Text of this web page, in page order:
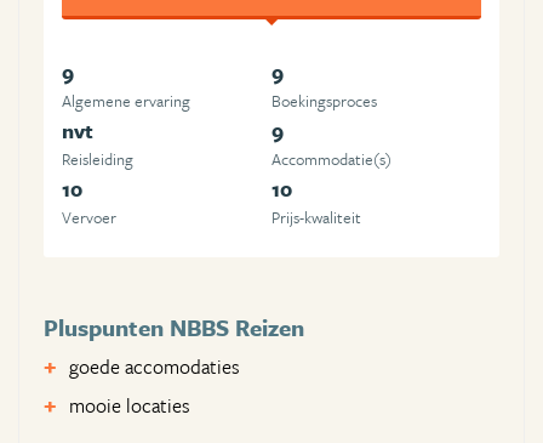
9
Algemene ervaring
9
Boekingsproces
nvt
Reisleiding
9
Accommodatie(s)
10
Vervoer
10
Prijs-kwaliteit
Pluspunten NBBS Reizen
goede accomodaties
mooie locaties